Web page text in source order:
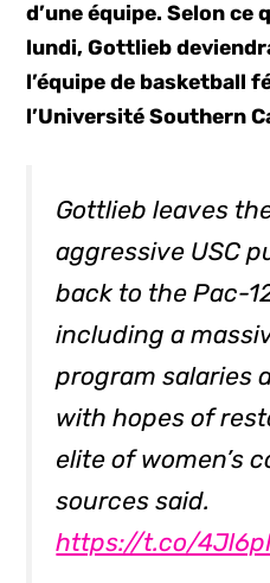
d’une équipe. Selon ce
lundi, Gottlieb
l’équipe de basketball
l’Université Southern
Gottlieb leaves
aggressive USC
back to the Pac-
including a
program salaries
with hopes of
elite of women’s
sources said.
https://t.co/